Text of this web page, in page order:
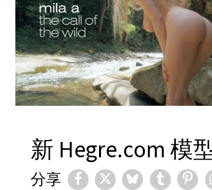
新 Hegre.com 模
分享